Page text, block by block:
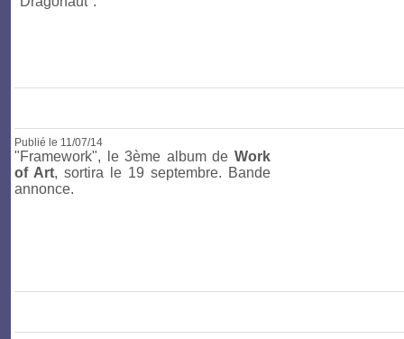
Publié le 11/07/14
"Framework", le 3ème album de Work
of Art, sortira le 19 septembre. Bande
annonce.